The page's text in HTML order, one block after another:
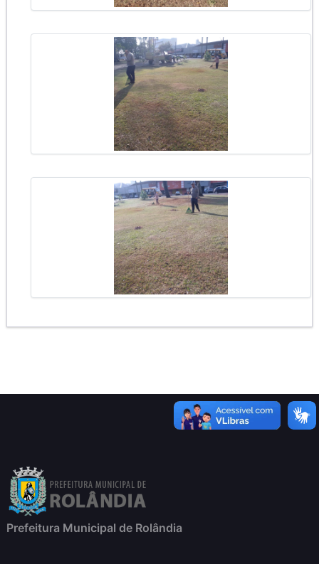
Prefeitura Municipal de Rolândia